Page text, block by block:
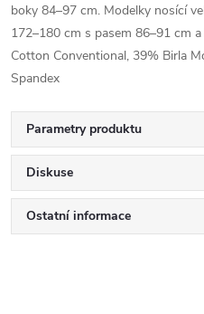
boky 84–97 cm. Modelky nosící
172–180 cm s pasem 86–91 cm
Cotton Conventional, 39% Birla
Spandex
Parametry produktu
Diskuse
Ostatní informace